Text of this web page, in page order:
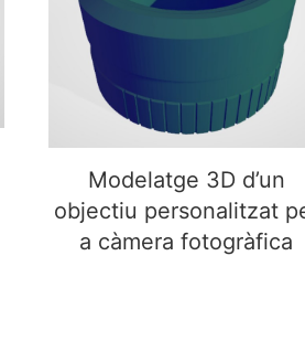
personalitzat per a càmera
Modelatge 3D d’un
objectiu personalitzat
a càmera fotogràfica